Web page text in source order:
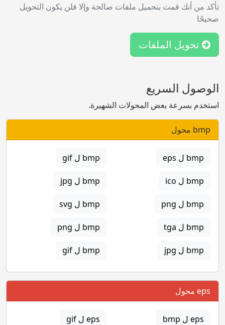
تأكد من أنك قمت بتحميل ملفات صالحة وإلا فلن يكون التحويل
صحيحًا
تحويل الملفات
الوصول السريع
استخدم بسرعة بعض المحولات الشهيرة.
bmp محول
bmp ل eps bmp ل gif
bmp ل ico bmp ل jpg
bmp ل png bmp ل svg
bmp ل tga bmp ل png
bmp ل jpg bmp ل gif
eps محول
eps ل bmp eps ل gif